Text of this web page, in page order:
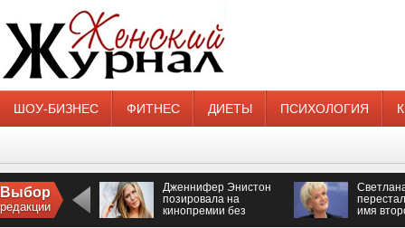
ШОУ-БИЗНЕС ФИТНЕС ДИЕТЫ ПСИХОЛОГИЯ
Выбор
редакции
Дженнифер Энистон
позировала на
кинопремии без
имя